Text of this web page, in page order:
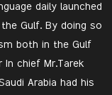
daily launched
Gulf. By doing so
both in the Gulf
In chief Mr.Tarek
Arabia had his